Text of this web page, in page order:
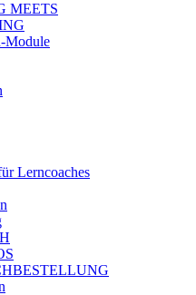
MEETS
Module
Lerncoaches